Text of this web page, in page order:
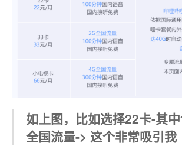
如上图，比如选择22卡-其
全国流量-> 这个非常吸引我